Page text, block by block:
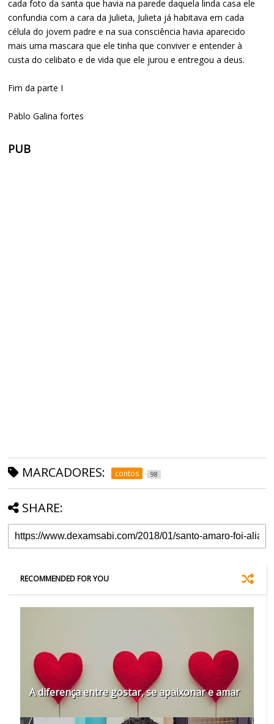
cada foto da santa que havia na parede daquela linda casa ele
confundia com a cara da Julieta, Julieta já habitava em cada
célula do jovem padre e na sua consciência havia aparecido
mais uma mascara que ele tinha que conviver e entender à
custa do celibato e de vida que ele jurou e entregou a deus.
Fim da parte I
Pablo Galina fortes
PUB
MARCADORES: contos 98
SHARE:
RECOMMENDED FOR YOU
A diferença entre gostar, se apaixonar e amar